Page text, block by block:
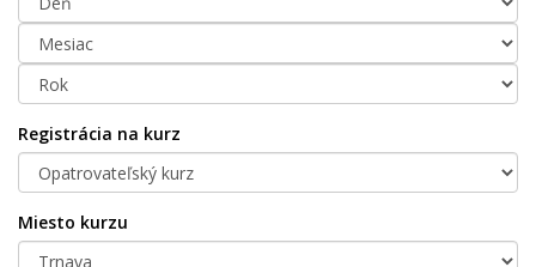
Registrácia na kurz
Miesto kurzu